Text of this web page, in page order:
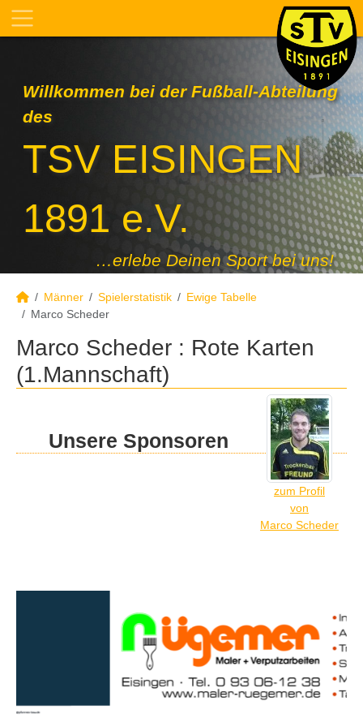
Willkommen bei der Fußball-Abteilung
des
TSV EISINGEN
1891 e.V.
…erlebe Deinen Sport bei uns!
Männer Spielerstatistik
Ewige Tabelle
Marco Scheder
Marco Scheder : Rote Karten
(1.Mannschaft)
zum Profil
von
Marco Scheder
Unsere Sponsoren